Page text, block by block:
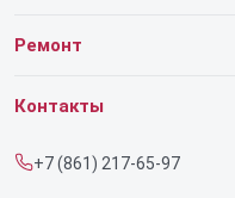
О нашем сервисе
Срочный ремонт
Ремонт
Роботов-пылесосов
Контакты
+7 (861) 217-65-97